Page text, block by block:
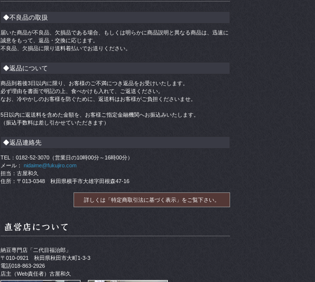
◆不良品の取扱
届いた商品が不良品、欠損品である場合、もしくは明らかに商品説明と異なる商品は、迅速に
誠意をもって、返品・交換に応じます。
不良品、欠損品に限り送料着払いでお送りください。
◆返品について
商品到着後3日以内に限り、お客様のご不満につき返品をお受けいたします。
必ず理由を書面で明記の上、食べかけも入れて、ご返送ください。
なお、冷やかしのお客様を防ぐために、返送料はお客様がご負担くださいませ。
5日以内に返送料を含めた金額を、お客様ご指定金融機関へお振込みいたします。
（振込手数料は差し引かせていただきます）
◆返品連絡先
TEL：0182-52-3070（営業日の10時00分～16時00分）
メール：
nidaime@fukujiro.com
担当：古屋和久
住所：〒013-0348 秋田県横手市大雄字田根森47-16
詳しくは「特定商取引法に基づく表示」をご覧下さい。
納豆専門店「二代目福治郎」
〒010-0921 秋田県秋田市大町1-3-3
電話018-863-2926
店主（Web責任者）古屋和久